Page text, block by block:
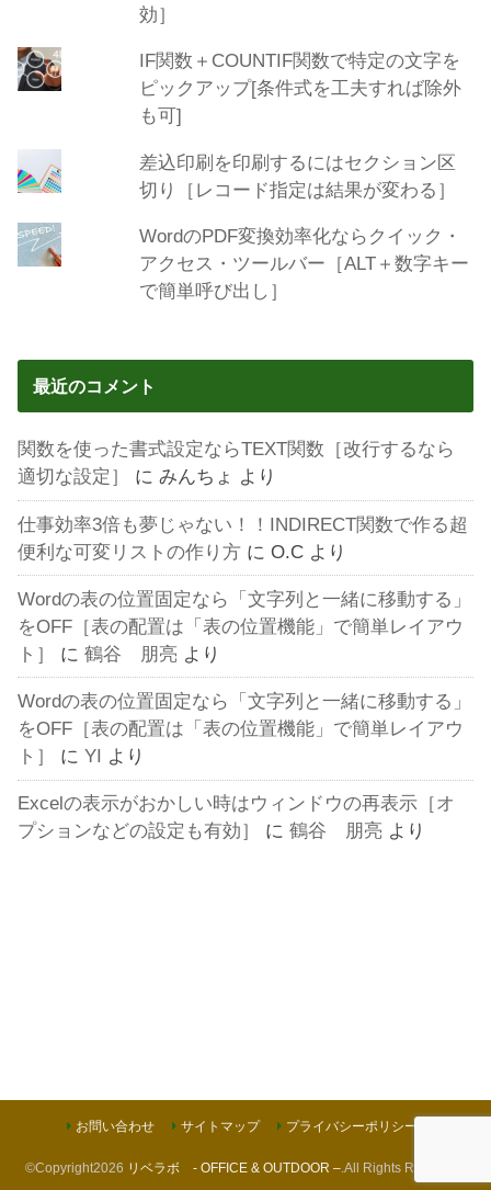
効］
IF関数＋COUNTIF関数で特定の文字を
ピックアップ[条件式を工夫すれば除外
も可]
差込印刷を印刷するにはセクション区
切り［レコード指定は結果が変わる］
WordのPDF変換効率化ならクイック・
アクセス・ツールバー［ALT＋数字キー
で簡単呼び出し］
最近のコメント
関数を使った書式設定ならTEXT関数［改行するなら
適切な設定］
にみんちょ より
仕事効率3倍も夢じゃない！！INDIRECT関数で作る超
便利な可変リストの作り方 にO.C より
Wordの表の位置固定なら「文字列と一緒に移動する」
をOFF［表の配置は「表の位置機能」で簡単レイアウ
ト］
に鶴谷 朋亮 より
Wordの表の位置固定なら「文字列と一緒に移動する」
をOFF［表の配置は「表の位置機能」で簡単レイアウ
ト］
にYI より
Excelの表示がおかしい時はウィンドウの再表示［オ
プションなどの設定も有効］
に鶴谷 朋亮 より
お問い合わせ サイトマップ プライバシーポリシー
©Copyright2026 リベラボ - OFFICE & OUTDOOR – .All Rights Reserved.